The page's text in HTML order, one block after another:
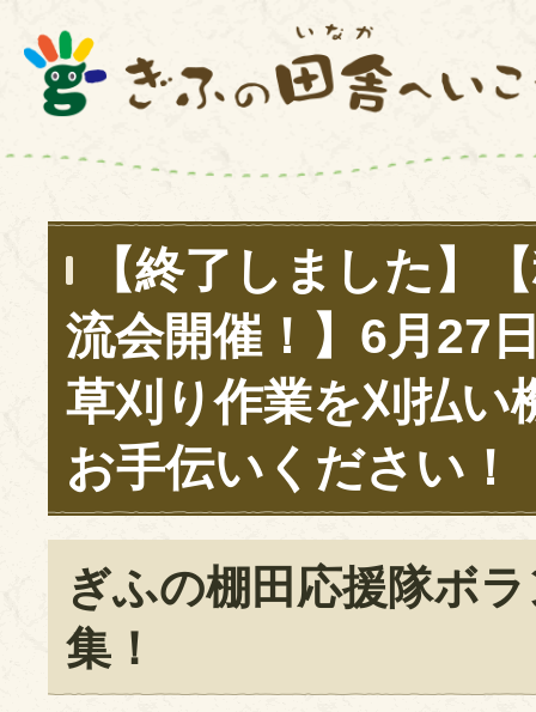
【終了しました】
流会開催！】6月27
草刈り作業を刈払い
お手伝いください！
ぎふの棚田応援隊ボ
集！